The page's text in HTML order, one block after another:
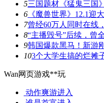
5三国题材《猛鬼三国
6 《魔兽世界》12.1迎
7曾经60万人同时在线
8“主播毁号”后续，曾
9韩国爆款黑马！新游
103个大学生搞的烂摊
Wan网页游戏**玩
动作爽游进入